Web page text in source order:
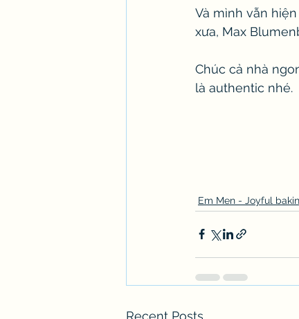
Và mình vẫn
xưa, Max
Chúc cả nhà
là authentic nhé.
Em Men - Joyful
Recent Posts